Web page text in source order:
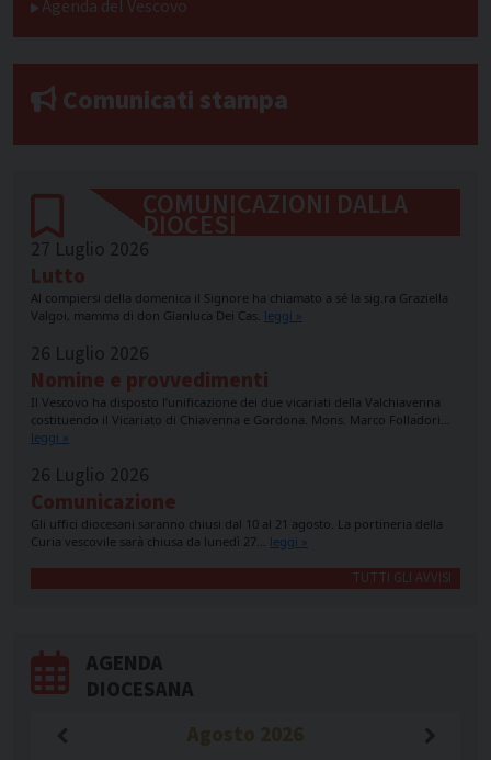
Agenda del Vescovo
Comunicati stampa
COMUNICAZIONI DALLA
DIOCESI
27 Luglio 2026
Lutto
Al compiersi della domenica il Signore ha chiamato a sé la sig.ra Graziella
Valgoi, mamma di don Gianluca Dei Cas. leggi »
26 Luglio 2026
Nomine e provvedimenti
Il Vescovo ha disposto l’unificazione dei due vicariati della Valchiavenna
costituendo il Vicariato di Chiavenna e Gordona. Mons. Marco Folladori…
leggi »
26 Luglio 2026
Comunicazione
Gli uffici diocesani saranno chiusi dal 10 al 21 agosto. La portineria della
Curia vescovile sarà chiusa da lunedì 27… leggi »
TUTTI GLI AVVISI
AGENDA
DIOCESANA